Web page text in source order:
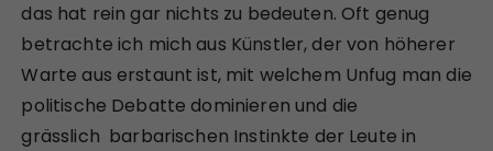
das hat rein gar nichts zu bedeuten. Oft genug
betrachte ich mich aus Künstler, der von höherer
Warte aus erstaunt ist, mit welchem Unfug man die
politische Debatte dominieren und die
grässlich barbarischen Instinkte der Leute in